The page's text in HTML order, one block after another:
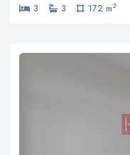
3 3 172 m2